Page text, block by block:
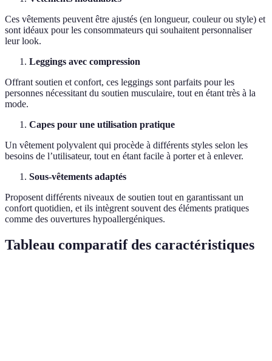
Ces vêtements peuvent être ajustés (en longueur, couleur ou style) et
sont idéaux pour les consommateurs qui souhaitent personnaliser
leur look.
Leggings avec compression
Offrant soutien et confort, ces leggings sont parfaits pour les
personnes nécessitant du soutien musculaire, tout en étant très à la
mode.
Capes pour une utilisation pratique
Un vêtement polyvalent qui procède à différents styles selon les
besoins de l’utilisateur, tout en étant facile à porter et à enlever.
Sous-vêtements adaptés
Proposent différents niveaux de soutien tout en garantissant un
confort quotidien, et ils intègrent souvent des éléments pratiques
comme des ouvertures hypoallergéniques.
Tableau comparatif des caractéristiques